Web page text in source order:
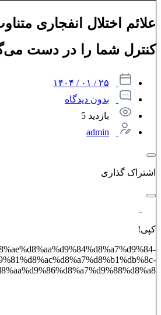
علائم اختلال انفجاری
کنترل شما را در دست
۲۵ / ۰۱ / ۱۴۰۴
بدون دیدگاه
بازدید 5
admin
اشتراک گذاری
کپی!